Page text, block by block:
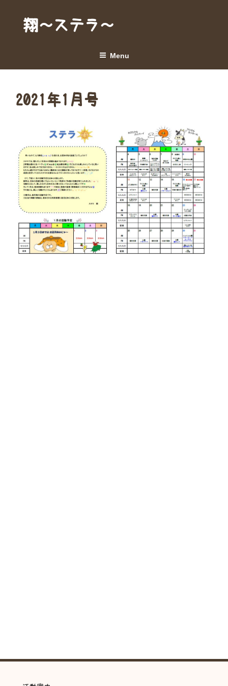
content翔～ステラ～
Menu
2021年1月号